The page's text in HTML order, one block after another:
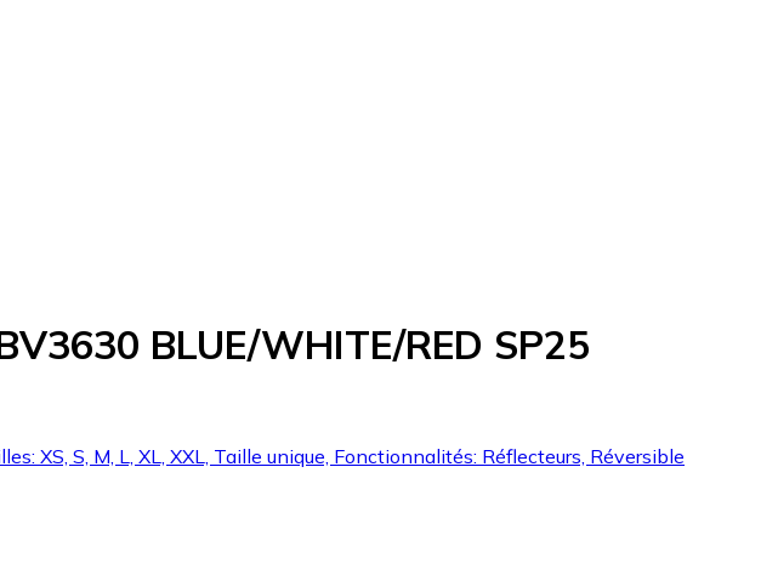
BLUE/WHITE/RED SP25
XS, S, M, L, XL, XXL, Taille unique, Fonctionnalités: Réflecteurs, Réversible